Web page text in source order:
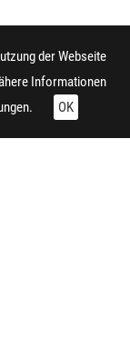
der Webseite
Informationen
OK